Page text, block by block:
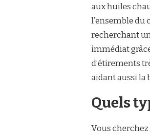
aux huiles
l’ensemble du
recherchant
immédiat
d’étirements
aidant aussi la
Quels
Vous